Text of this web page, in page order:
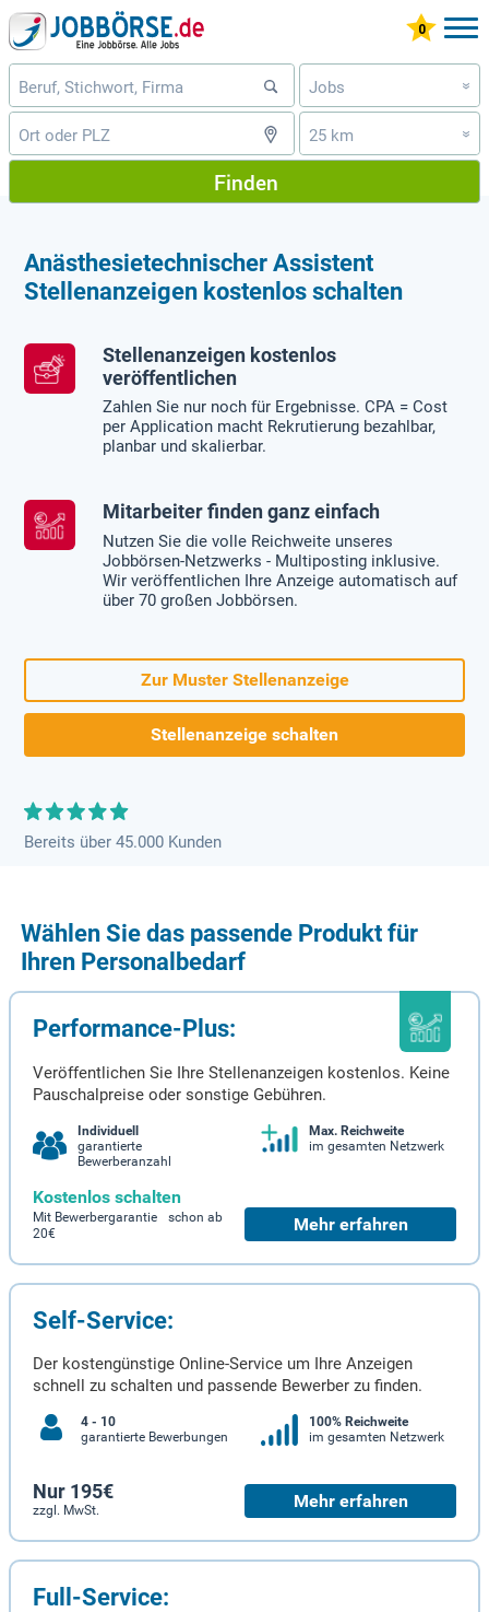
Jobs »
25 km »
Finden
Anästhesietechnischer Assistent
Stellenanzeigen kostenlos schalten
Stellenanzeigen kostenlos
veröffentlichen
Zahlen Sie nur noch für Ergebnisse. CPA = Cost
per Application macht Rekrutierung bezahlbar,
planbar und skalierbar.
Mitarbeiter finden ganz einfach
Nutzen Sie die volle Reichweite unseres
Jobbörsen-Netzwerks - Multiposting inklusive.
Wir veröffentlichen Ihre Anzeige automatisch auf
über 70 großen Jobbörsen.
Zur Muster Stellenanzeige
Stellenanzeige schalten
Bereits über 45.000 Kunden
Wählen Sie das passende Produkt für
Ihren Personalbedarf
Performance-Plus:
Veröffentlichen Sie Ihre Stellenanzeigen kostenlos. Keine
Pauschalpreise oder sonstige Gebühren.
Individuell
garantierte
Bewerberanzahl
Max. Reichweite
im gesamten Netzwerk
Kostenlos schalten
Mit Bewerbergarantie schon ab
20€
Mehr erfahren
Self-Service:
Der kostengünstige Online-Service um Ihre Anzeigen
schnell zu schalten und passende Bewerber zu finden.
4 - 10
garantierte Bewerbungen
100% Reichweite
im gesamten Netzwerk
Nur 195€
zzgl. MwSt. Mehr erfahren
Full-Service: